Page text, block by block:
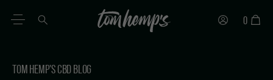
DE EN ES IT
PT
0
TOM HEMP'S CBD BLOG